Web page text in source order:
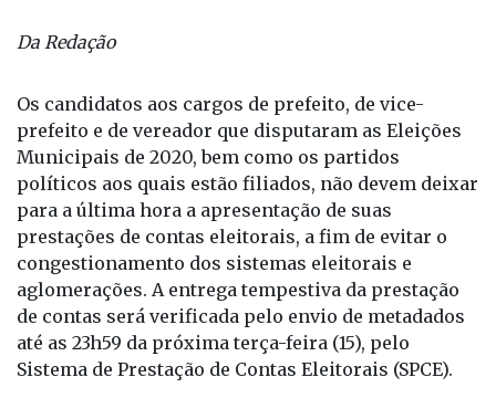
Da Redação
Os candidatos aos cargos de prefeito, de vice-
prefeito e de vereador que disputaram as Eleições
Municipais de 2020, bem como os partidos
políticos aos quais estão filiados, não devem deixar
para a última hora a apresentação de suas
prestações de contas eleitorais, a fim de evitar o
congestionamento dos sistemas eleitorais e
aglomerações. A entrega tempestiva da prestação
de contas será verificada pelo envio de metadados
até as 23h59 da próxima terça-feira (15), pelo
Sistema de Prestação de Contas Eleitorais (SPCE).